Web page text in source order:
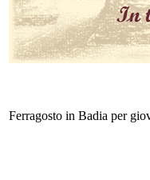
Ferragosto in Badia per